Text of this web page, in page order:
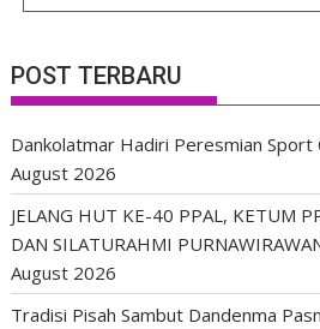
POST TERBARU
Dankolatmar Hadiri Peresmian
August 2026
JELANG HUT KE-40 PPAL, KETUM
DAN SILATURAHMI
August 2026
Tradisi Pisah Sambut Dandenma